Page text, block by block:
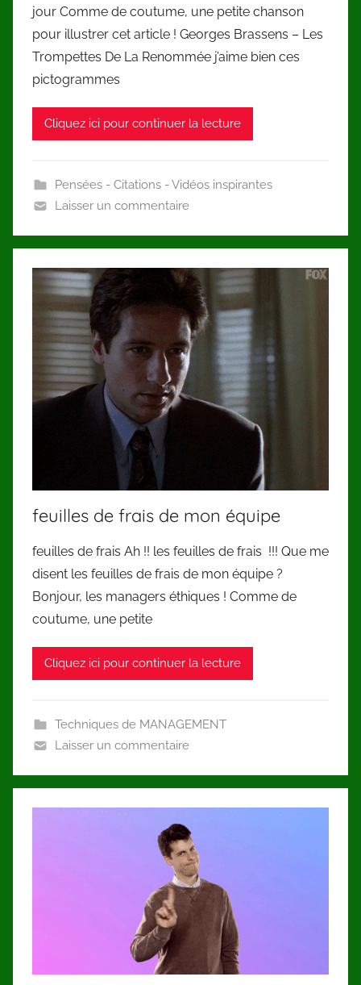
jour Comme de coutume, une petite chanson
pour illustrer cet article ! Georges Brassens – Les
Trompettes De La Renommée j’aime bien ces
pictogrammes
Cliquez ici pour continuer la lecture
Pensées - Citations - Vidéos inspirantes
Laisser un commentaire
feuilles de frais de mon équipe
feuilles de frais Ah !! les feuilles de frais !!! Que me
disent les feuilles de frais de mon équipe ?
Bonjour, les managers éthiques ! Comme de
coutume, une petite
Cliquez ici pour continuer la lecture
Techniques de MANAGEMENT
Laisser un commentaire